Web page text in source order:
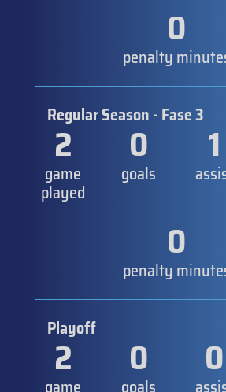
0
penalty
Regular Season - Fase 3
2
game
played
0
goals
1
0
penalty
Playoff
2
game
0
goals
0